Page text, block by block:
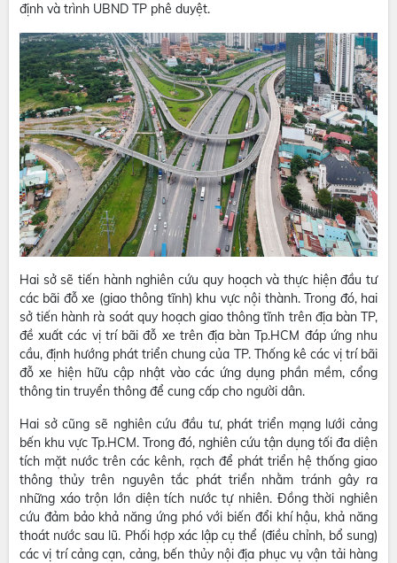
định và trình UBND TP phê duyệt.
Hai sở sẽ tiến hành nghiên cứu quy hoạch và thực hiện đầu tư
các bãi đỗ xe (giao thông tĩnh) khu vực nội thành. Trong đó, hai
sở tiến hành rà soát quy hoạch giao thông tĩnh trên địa bàn TP,
đề xuất các vị trí bãi đỗ xe trên địa bàn Tp.HCM đáp ứng nhu
cầu, định hướng phát triển chung của TP. Thống kê các vị trí bãi
đỗ xe hiện hữu cập nhật vào các ứng dụng phần mềm, cổng
thông tin truyển thông để cung cấp cho người dân.
Hai sở cũng sẽ nghiên cứu đầu tư, phát triển mạng lưới cảng
bến khu vực Tp.HCM. Trong đó, nghiên cứu tận dụng tối đa diện
tích mặt nước trên các kênh, rạch để phát triển hệ thống giao
thông thủy trên nguyên tắc phát triển nhằm tránh gây ra
những xáo trộn lớn diện tích nước tự nhiên. Đồng thời nghiên
cứu đảm bảo khả năng ứng phó với biến đổi khí hậu, khả năng
thoát nước sau lũ. Phối hợp xác lập cụ thể (điều chỉnh, bổ sung)
các vị trí cảng cạn, cảng, bến thủy nội địa phục vụ vận tải hàng